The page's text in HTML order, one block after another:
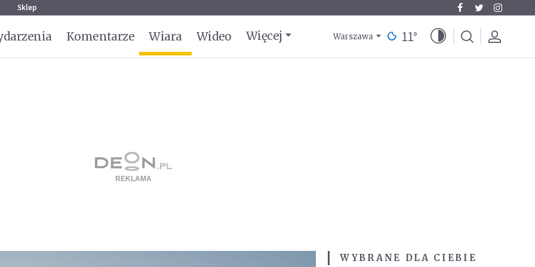
Sklep
Komentarze Wiara Wideo Więcej Warszawa 11°
WYBRANE DLA CIEBIE